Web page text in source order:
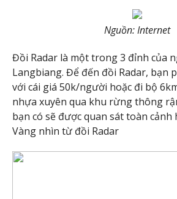
Nguồn: Internet
Đồi Radar là một trong 3 đỉnh của
Langbiang. Để đến đồi Radar, bạn
với cái giá 50k/người hoặc đi bộ
nhựa xuyên qua khu rừng thông
bạn có sẽ được quan sát toàn
Vàng nhìn từ đồi Radar